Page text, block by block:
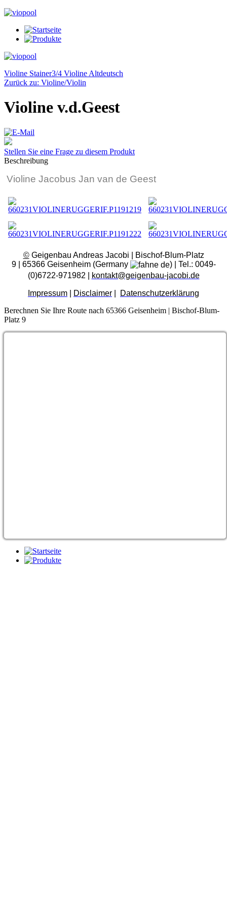
Violine Stainer3/4 Violine Altdeutsch
Zurück zu: Violine/Violin
Violine v.d.Geest
Stellen Sie eine Frage zu diesem Produkt
Beschreibung
Violine Jacobus Jan van de Geest
© Geigenbau Andreas Jacobi | Bischof-Blum-Platz
9 | 65366 Geisenheim (Germany
) | Tel.: 0049-
(0)6722-971982 |
kontakt@geigenbau-jacobi.de
Impressum Disclaimer
Datenschutzerklärung
Berechnen Sie Ihre Route nach 65366 Geisenheim | Bischof-Blum-
Platz 9